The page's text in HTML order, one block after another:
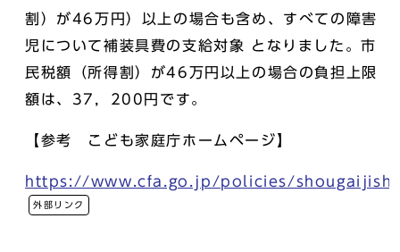
割）が46万円）以上の場合も含め、すべての障害
児について補装具費の支給対象 となりました。市
民税額（所得割）が46万円以上の場合の負担上限
額は、37，200円です。
【参考 こども家庭庁ホームページ】
https://www.cfa.go.jp/policies/
外部リンク